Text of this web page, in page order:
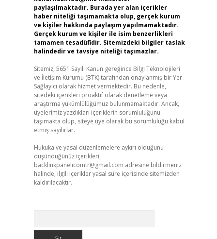
paylaşılmaktadır. Burada yer alan içerikler
haber niteliği taşımamakta olup, gerçek kurum
ve kişiler hakkında paylaşım yapılmamaktadır.
Gerçek kurum ve kişiler ile isim benzerlikleri
tamamen tesadüfidir. Sitemizdeki bilgiler taslak
halindedir ve tavsiye niteliği taşımazlar.
Sitemiz, 5651 Sayılı Kanun gereğince Bilgi Teknolojileri
ve İletişim Kurumu (BTK) tarafından onaylanmış bir Yer
Sağlayıcı olarak hizmet vermektedir. Bu nedenle,
sitedeki içerikleri proaktif olarak denetleme veya
araştırma yükümlülüğümüz bulunmamaktadır. Ancak,
üyelerimiz yazdıkları içeriklerin sorumluluğunu
taşımakta olup, siteye üye olarak bu sorumluluğu kabul
etmiş sayılırlar.
Hukuka ve yasal düzenlemelere aykırı olduğunu
düşündüğünüz içerikleri,
backlinkpanelicomtr@gmail.com adresine bildirmeniz
halinde, ilgili içerikler yasal süre içerisinde sitemizden
kaldırılacaktır.